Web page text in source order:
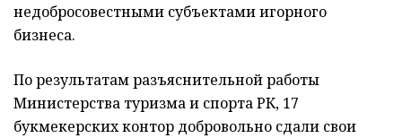
недобросовестными субъектами игорного
бизнеса.
По результатам разъяснительной работы
Министерства туризма и спорта РК, 17
букмекерских контор добровольно сдали свои